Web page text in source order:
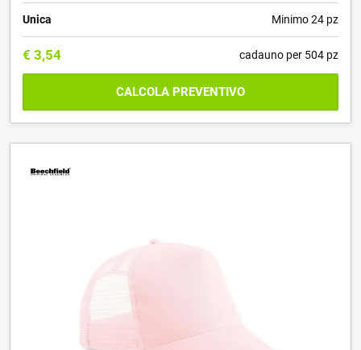
Unica Minimo 24 pz
€ 3,54 cadauno per 504 pz
CALCOLA PREVENTIVO